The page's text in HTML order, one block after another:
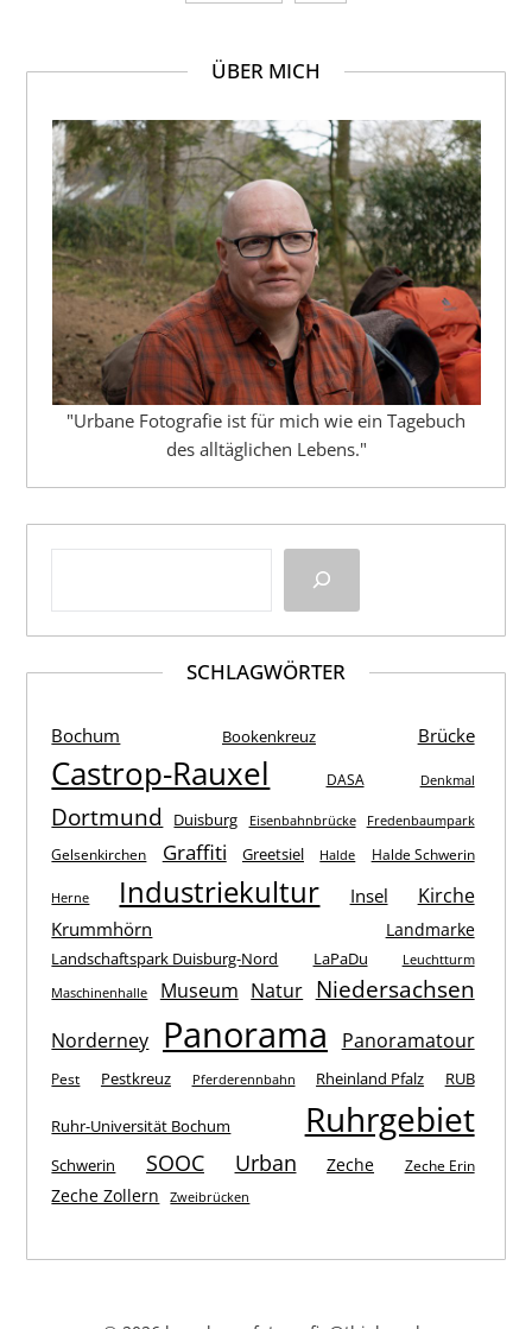
ÜBER MICH
"Urbane Fotografie ist für mich wie ein Tagebuch
des alltäglichen Lebens."
SCHLAGWÖRTER
Bochum Bookenkreuz Brücke
Castrop-Rauxel DASA Denkmal
Dortmund Duisburg Eisenbahnbrücke Fredenbaumpark
Gelsenkirchen Graffiti Greetsiel Halde Halde Schwerin
Herne Industriekultur Insel Kirche
Krummhörn Landmarke
Landschaftspark Duisburg-Nord LaPaDu
Leuchtturm
Maschinenhalle
Museum Natur Niedersachsen
Norderney Panorama Panoramatour
Pest Pestkreuz Pferderennbahn Rheinland Pfalz RUB
Ruhr-Universität Bochum Ruhrgebiet
Schwerin SOOC Urban Zeche Zeche Erin
Zeche Zollern Zweibrücken